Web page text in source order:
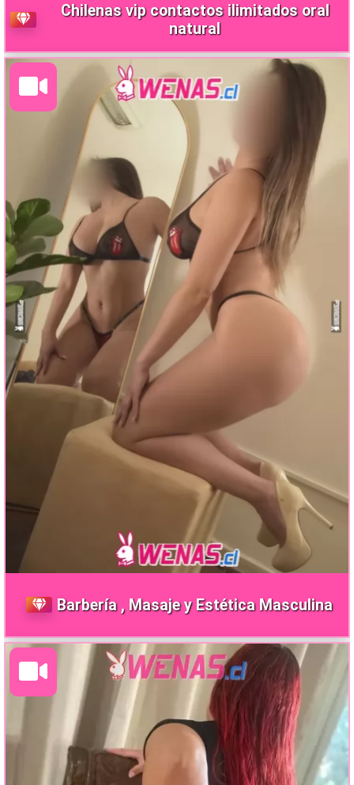
Chilenas vip contactos ilimitados oral
natural
Barbería , Masaje y Estética Masculina